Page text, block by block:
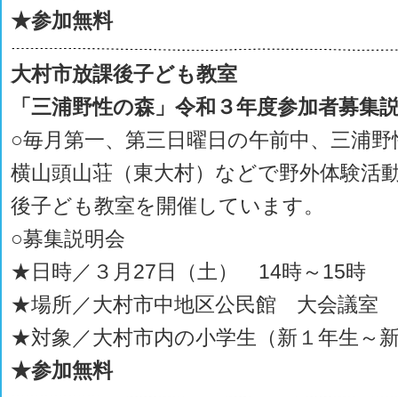
★参加無料
大村市放課後子ども教室
「三浦野性の森」令和３年度参加者募集
○毎月第一、第三日曜日の午前中、三浦
横山頭山荘（東大村）などで野外体験活
後子ども教室を開催しています。
○募集説明会
★日時／３月27日（土） 14時～15時
★場所／大村市中地区公民館 大会議室
★対象／大村市内の小学生（新１年生～
★参加無料